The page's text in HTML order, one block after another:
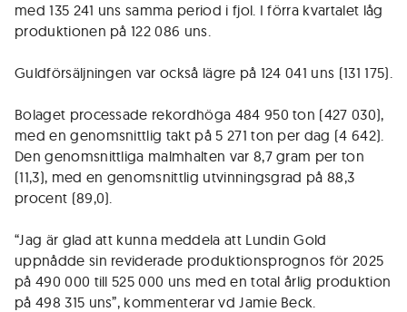
med 135 241 uns samma period i fjol. I förra kvartalet låg
produktionen på 122 086 uns.
Guldförsäljningen var också lägre på 124 041 uns (131 175).
Bolaget processade rekordhöga 484 950 ton (427 030),
med en genomsnittlig takt på 5 271 ton per dag (4 642).
Den genomsnittliga malmhalten var 8,7 gram per ton
(11,3), med en genomsnittlig utvinningsgrad på 88,3
procent (89,0).
“Jag är glad att kunna meddela att Lundin Gold
uppnådde sin reviderade produktionsprognos för 2025
på 490 000 till 525 000 uns med en total årlig produktion
på 498 315 uns”, kommenterar vd Jamie Beck.